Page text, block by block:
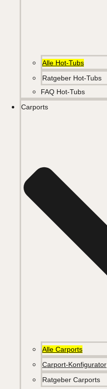
Alle Hot-Tubs
Ratgeber Hot-Tubs
FAQ Hot-Tubs
Carports
Alle Carports
Carport-Konfigurator
Ratgeber Carports